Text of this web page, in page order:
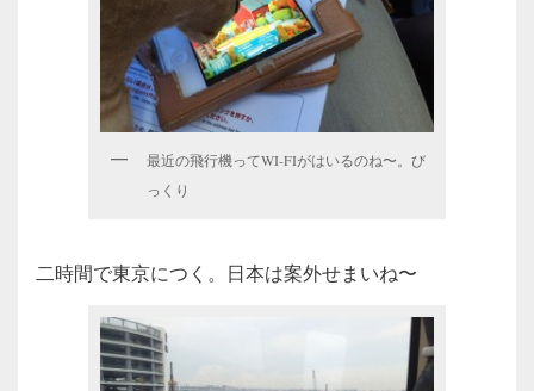
最近の飛行機ってWI-FIがはいるのね〜。び
っくり
二時間で東京につく。日本は案外せまいね〜